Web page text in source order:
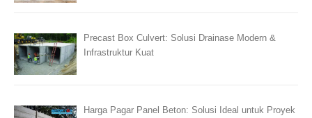
Precast Box Culvert: Solusi Drainase Modern &
Infrastruktur Kuat
Harga Pagar Panel Beton: Solusi Ideal untuk Proyek